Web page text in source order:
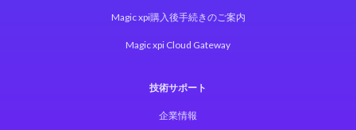
Magic xpi購入後手続きのご案内
Magic xpi Cloud Gateway
技術サポート
企業情報